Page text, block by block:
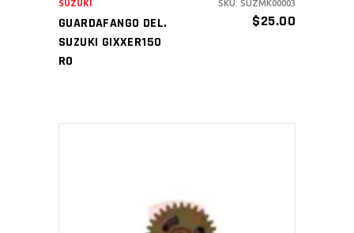
GUARDAFANGO DEL.
SUZUKI GIXXER150
RO
$25.00
SUZUKI SKU: SUZMK00003